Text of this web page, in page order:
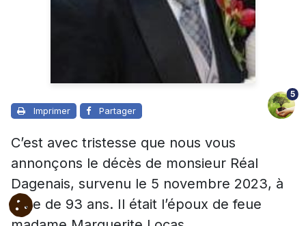
Imprimer Partager
5
C’est avec tristesse que nous vous
annonçons le décès de monsieur Réal
Dagenais, survenu le 5 novembre 2023, à
l’âge de 93 ans. Il était l’époux de feue